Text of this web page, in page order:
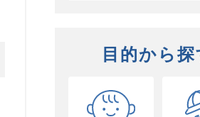
目的から探